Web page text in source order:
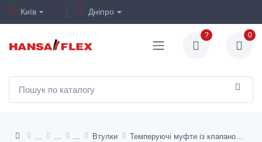
Київ Дніпро
? 0
Втулки
Темперуючі муфти із клапаном